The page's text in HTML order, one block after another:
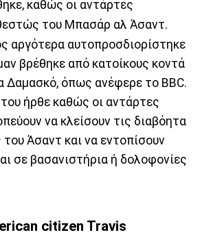
καθώς οι αντάρτες
του Μπασάρ αλ Άσαντ.
αργότερα αυτοπροσδιορίστηκε
βρέθηκε από κατοίκους κοντά
Δαμασκό, όπως ανέφερε το BBC.
ήρθε καθώς οι αντάρτες
να κλείσουν τις διαβόητα
Άσαντ και να εντοπίσουν
σε βασανιστήρια ή δολοφονίες
citizen Travis